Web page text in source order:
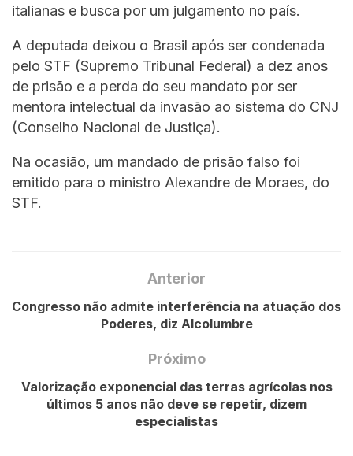
italianas e busca por um julgamento no país.
A deputada deixou o Brasil após ser condenada
pelo STF (Supremo Tribunal Federal) a dez anos
de prisão e a perda do seu mandato por ser
mentora intelectual da invasão ao sistema do CNJ
(Conselho Nacional de Justiça).
Na ocasião, um mandado de prisão falso foi
emitido para o ministro Alexandre de Moraes, do
STF.
Anterior
Congresso não admite interferência na atuação dos
Poderes, diz Alcolumbre
Próximo
Valorização exponencial das terras agrícolas nos
últimos 5 anos não deve se repetir, dizem
especialistas